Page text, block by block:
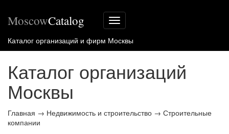
Меню
сайта
MoscowCatalog
Каталог организаций и фирм Москвы
Каталог организаций
Москвы
Главная → Недвижимость и строительство → Строительные
компании